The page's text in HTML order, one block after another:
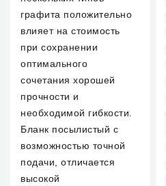
графита положительно
влияет на стоимость
при сохранении
оптимального
сочетания хорошей
прочности и
необходимой гибкости.
Бланк посылистый с
возможностью точной
подачи, отличается
высокой